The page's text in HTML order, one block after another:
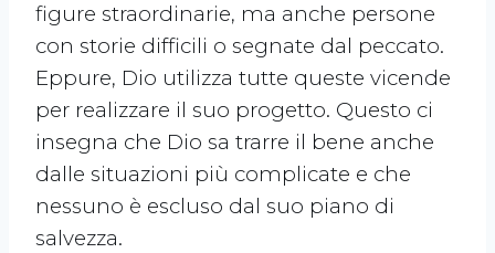
figure straordinarie, ma anche persone
con storie difficili o segnate dal peccato.
Eppure, Dio utilizza tutte queste vicende
per realizzare il suo progetto. Questo ci
insegna che Dio sa trarre il bene anche
dalle situazioni più complicate e che
nessuno è escluso dal suo piano di
salvezza.